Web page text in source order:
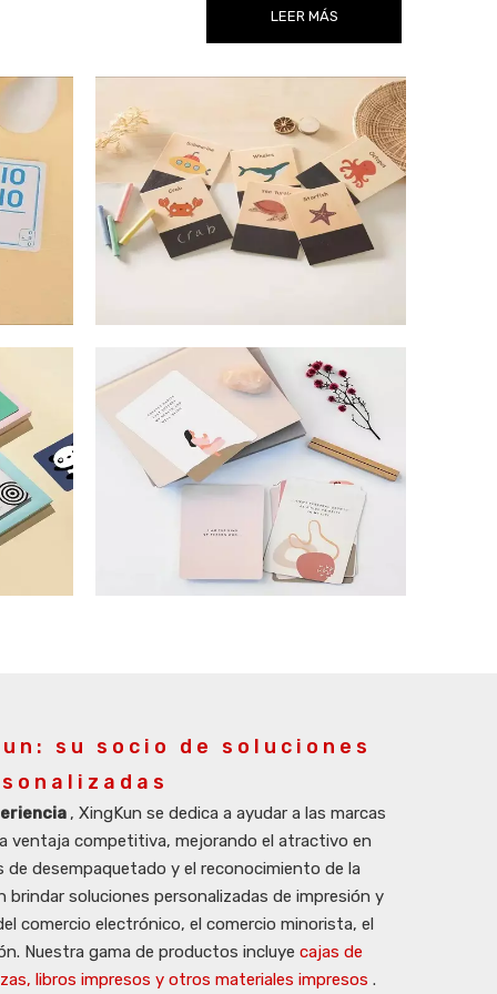
LEER MÁS
Tarjetas de animales
Tarjetas de meditación
su socio de soluciones
, XingKun se dedica a ayudar a las marcas
ventaja competitiva, mejorando el atractivo en
desempaquetado y el reconocimiento de la
brindar soluciones personalizadas de impresión y
comercio electrónico, el comercio minorista, el
Nuestra gama de productos incluye cajas de
libros impresos y otros materiales impresos .